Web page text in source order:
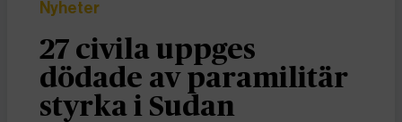
Nyheter
27 civila uppges
dödade av paramilitär
styrka i Sudan